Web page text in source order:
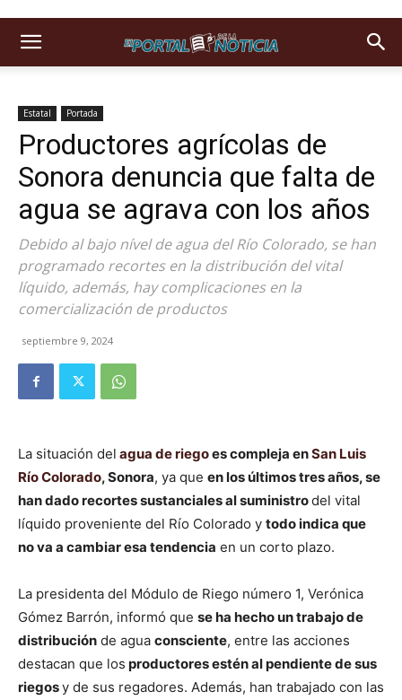
Estatal Portada
Productores agrícolas de
Sonora denuncia que falta de
agua se agrava con los años
Debido al bajo nível de agua del Río Colorado, se han
programado recortes en la distribución del vital
líquido, además, hay complicaciones en la
comercialización de productos
septiembre 9, 2024
La situación del agua de riegoes compleja enSan Luis
Río Colorado, Sonora, ya que en los últimos tres años, se
han dado recortes sustanciales al suministrodel vital
líquido proveniente del Río Colorado y todo indica que
no va a cambiar esa tendencia en un corto plazo.
La presidenta del Módulo de Riego número 1, Verónica
Gómez Barrón, informó que se ha hecho un trabajo de
distribución de agua consciente, entre las acciones
destacan que los productores estén al pendiente de sus
riegosy de sus regadores. Además, han trabajado con las